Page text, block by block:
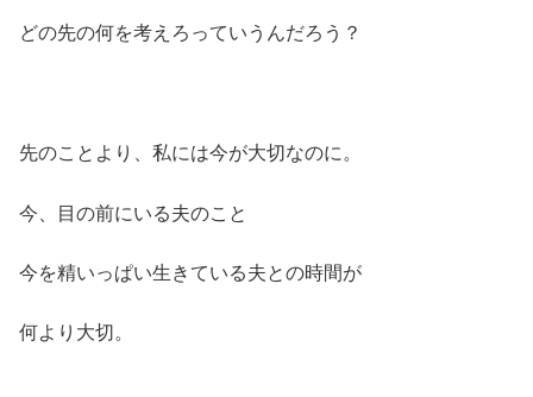
どの先の何を考えろっていうんだろう？
先のことより、私には今が大切なのに。
今、目の前にいる夫のこと
今を精いっぱい生きている夫との時間が
何より大切。